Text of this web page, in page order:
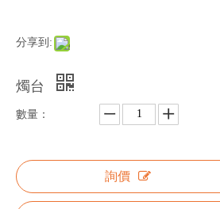
分享到:
燭台
數量：
詢價